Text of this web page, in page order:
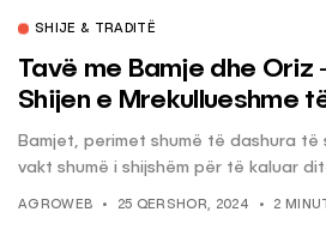
SHIJE & TRADITË
Tavë me Bamje dhe Oriz
Shijen e Mrekullueshme
Bamjet, perimet shumë të dashura të
vakt shumë i shijshëm për të kaluar
AGROWEB 25 QERSHOR, 2024 2